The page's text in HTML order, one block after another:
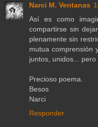
Narci M. Ventanas
Así es como
compartirse sin
plenamente sin
mutua comprensión
juntos, unidos... pero
Precioso poema.
Besos
Narci
Responder